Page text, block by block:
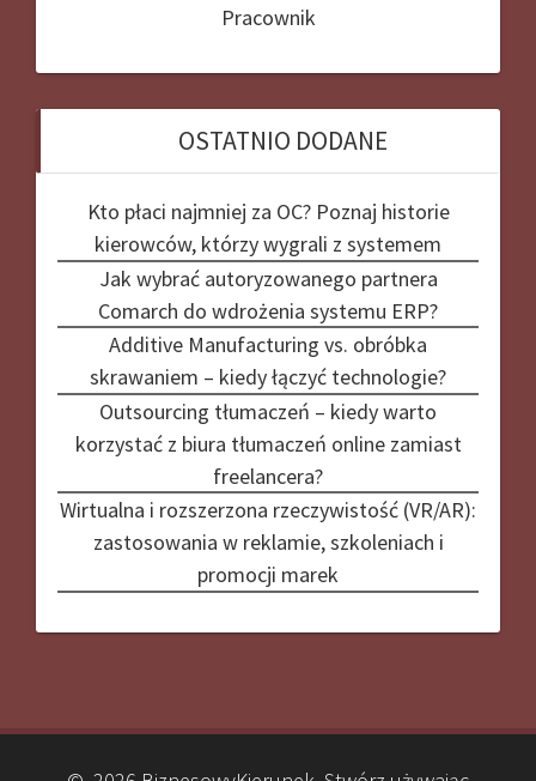
Pracownik
OSTATNIO DODANE
Kto płaci najmniej za OC? Poznaj historie
kierowców, którzy wygrali z systemem
Jak wybrać autoryzowanego partnera
Comarch do wdrożenia systemu ERP?
Additive Manufacturing vs. obróbka
skrawaniem – kiedy łączyć technologie?
Outsourcing tłumaczeń – kiedy warto
korzystać z biura tłumaczeń online zamiast
freelancera?
Wirtualna i rozszerzona rzeczywistość (VR/AR):
zastosowania w reklamie, szkoleniach i
promocji marek